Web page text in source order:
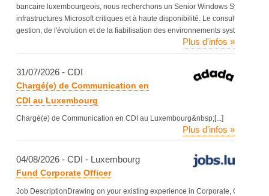
bancaire luxembourgeois, nous recherchons un Senior Windows System
infrastructures Microsoft critiques et à haute disponibilité. Le consultant
gestion, de l'évolution et de la fiabilisation des environnements systèmes. Il
Plus d'infos »
31/07/2026 - CDI
Chargé(e) de Communication en
CDI au Luxembourg
Chargé(e) de Communication en CDI au Luxembourg&nbsp;[...]
Plus d'infos »
04/08/2026 - CDI - Luxembourg
Fund Corporate Officer
Job DescriptionDrawing on your existing experience in Corporate, Company